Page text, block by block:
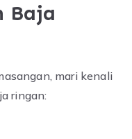
Baja
mari kenali
ringan: